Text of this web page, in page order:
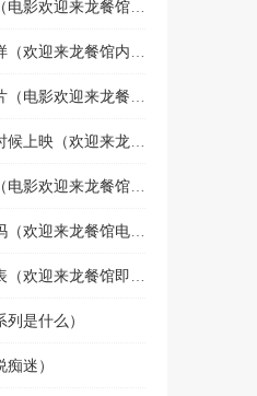
河图密码 (2024)
次播放
次播放
次播放
次播放
是什么）
迷）